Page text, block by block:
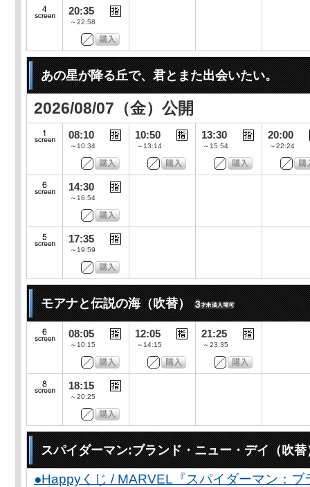
20:35
～22:58
あの星が降る丘で、君とまた出会いたい。
2026/08/07（金）公開
08:10
～10:34
10:50
～13:14
13:30
～15:54
20:00
～22:24
14:30
～16:54
17:35
～19:59
モアナと伝説の海（吹替）
08:05
～10:15
12:05
～14:15
21:25
～23:35
18:15
～20:25
スパイダーマン:ブランド・ニュー・デイ（吹替
●Happyくじ / MARVEL『スパイダーマン：